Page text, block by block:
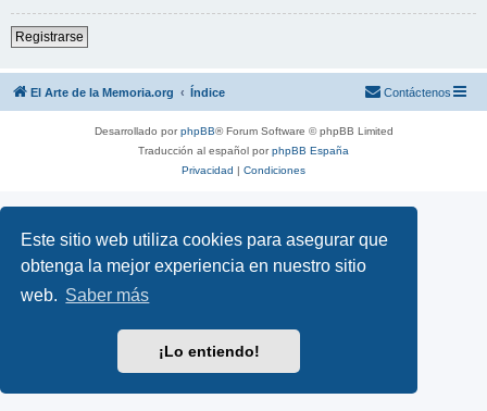
Este sitio web utiliza cookies para asegurar que
obtenga la mejor experiencia en nuestro sitio
web. Saber más
¡Lo entiendo!
Registrarse
El Arte de la Memoria.org Índice Contáctenos
Desarrollado porphpBB® Forum Software © phpBB Limited
Traducción al español porphpBB España
Privacidad | Condiciones